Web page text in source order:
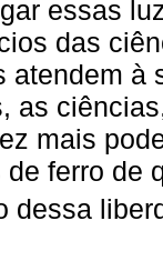
essas
das
atendem à
as
mais
ferro de
dessa